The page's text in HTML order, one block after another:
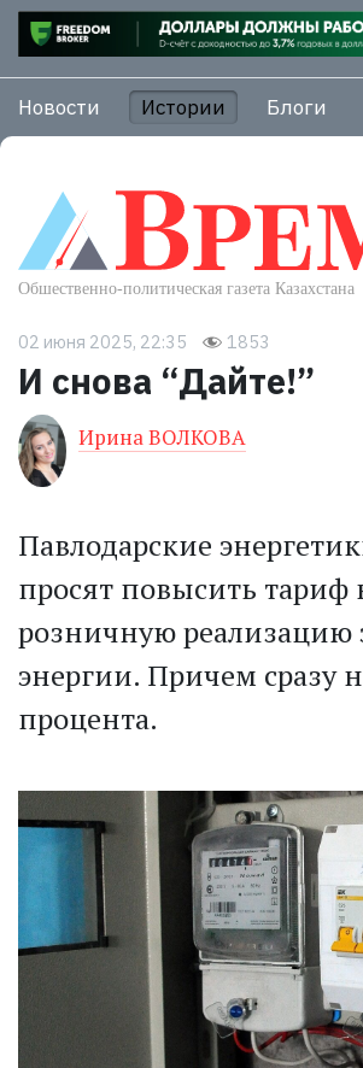
Новости Истории Блоги
02 июня 2025, 22:35 1853
И снова “Дайте!”
Ирина ВОЛКОВА
Павлодарские
просят повысить тариф
розничную реализацию
энергии. Причем сразу
процента.